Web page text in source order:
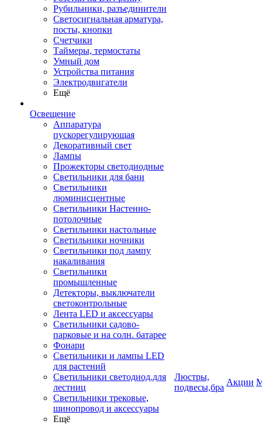
Рубильники, разъединители
Светосигнальная арматура,
посты, кнопки
Счетчики
Таймеры, термостаты
Умный дом
Устройства питания
Электродвигатели
Ещё
Освещение
Аппаратура
пускорегулирующая
Декоративный свет
Лампы
Прожекторы светодиодные
Светильники для бани
Светильники
люминисцентные
Светильники Настенно-
потолочные
Светильники настольные
Светильники ночники
Светильники под лампу
накаливания
Светильники
промышленные
Детекторы, выключатели
светоконтрольные
Лента LED и аксессуары
Светильники садово-
парковые и на солн. батарее
Фонари
Светильники и лампы LED
для растений
Светильники светодиод.для
лестниц
Светильники трековые,
шинопровод и аксессуары
Ещё
Люстры,
подвесы,бра
Акции